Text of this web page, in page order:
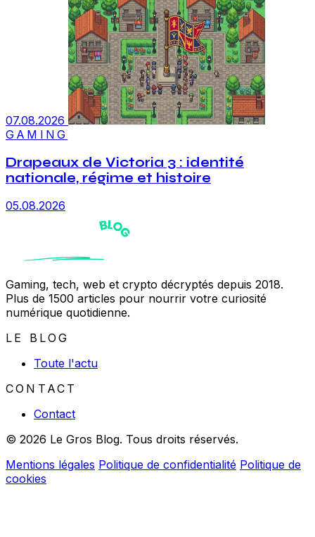
07.08.2026
GAMING
Drapeaux de Victoria 3 : identité
nationale, régime et histoire
05.08.2026
Gaming, tech, web et crypto décryptés depuis 2018.
Plus de 1500 articles pour nourrir votre curiosité
numérique quotidienne.
LE BLOG
Toute l'actu
CONTACT
Contact
© 2026 Le Gros Blog. Tous droits réservés.
Mentions légales Politique de confidentialité Politique de
cookies